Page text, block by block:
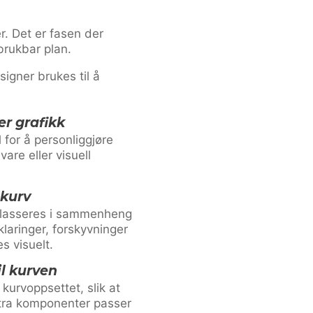
Det er fasen der
plan.
brukes til å
grafikk
å personliggjøre
eller visuell
i sammenheng
forskyvninger
visuelt.
kurven
slik at
komponenter passer